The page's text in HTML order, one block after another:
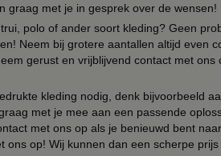
graag met je in gesprek over de wensen!
polo of ander soort kleding? Geen
Neem bij grotere aantallen altijd even
gerust en vrijblijvend contact met ons
kleding nodig, denk bijvoorbeeld
met je mee aan een passende
met ons op als je benieuwd bent
ons op! Wij kunnen dan een scherpe